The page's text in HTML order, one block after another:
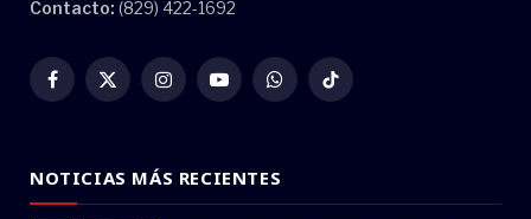
Contacto: (829) 422-1692
Facebook
X
InstagramYouTubeWhatsAppTikTok
NOTICIAS MÁS RECIENTES